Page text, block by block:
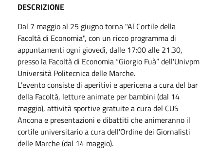
DESCRIZIONE
Dal 7 maggio al 25 giugno torna "Al Cortile della
Facoltà di Economia", con un ricco programma di
appuntamenti ogni giovedì, dalle 17:00 alle 21.30,
presso la Facoltà di Economia “Giorgio Fuà” dell'Univpm
Università Politecnica delle Marche.
L'evento consiste di aperitivi e apericena a cura del bar
della Facoltà, letture animate per bambini (dal 14
maggio), attività sportive gratuite a cura del CUS
Ancona e presentazioni e dibattiti che animeranno il
cortile universitario a cura dell'Ordine dei Giornalisti
delle Marche (dal 14 maggio).